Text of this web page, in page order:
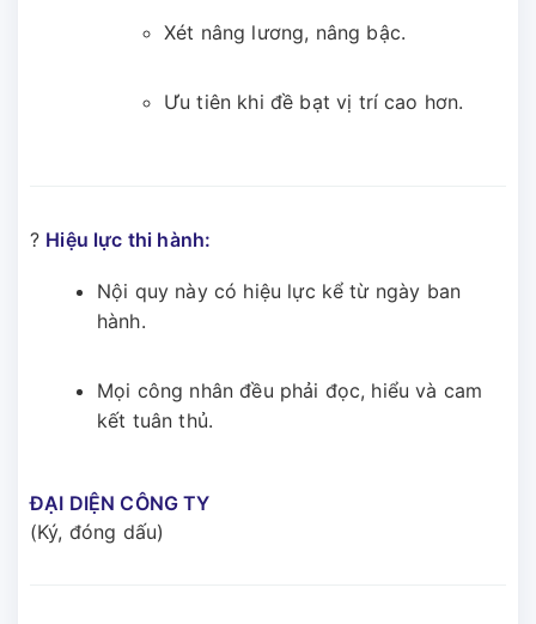
Xét nâng lương, nâng bậc.
Ưu tiên khi đề bạt vị trí cao hơn.
? Hiệu lực thi hành:
Nội quy này có hiệu lực kể từ ngày ban
hành.
Mọi công nhân đều phải đọc, hiểu và cam
kết tuân thủ.
ĐẠI DIỆN CÔNG TY
(Ký, đóng dấu)